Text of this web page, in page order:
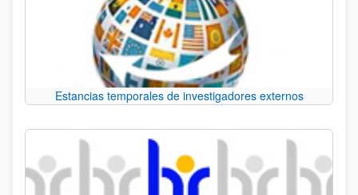
Estancias temporales de investigadores externos